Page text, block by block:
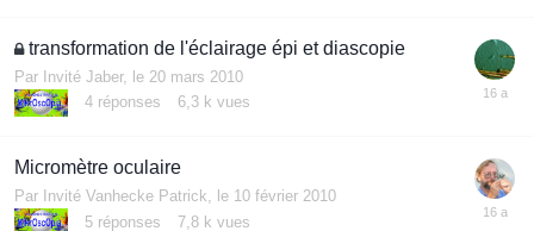
transformation de l'éclairage épi et diascopie
Par Invité Jaber,
le 20 mars 2010
4 réponses 6,3 k vues
Micromètre oculaire
Par Invité Vanhecke Patrick, le 10 février 2010
5 réponses 7,8 k vues